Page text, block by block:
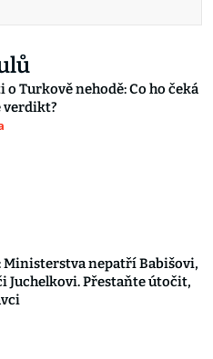
Turkově nehodě: Co ho čeká
verdikt?
Ministerstva nepatří Babišovi,
Juchelkovi. Přestaňte útočit,